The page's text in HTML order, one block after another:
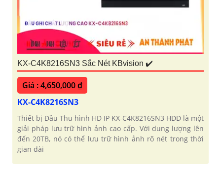
KX-C4K8216SN3 Sắc Nét KBvision ✔️
Giá : 4,650,000 ₫
KX-C4K8216SN3
Thiết bị Đầu Thu hình HD IP KX-C4K8216SN3 HDD là một
giải pháp lưu trữ hình ảnh cao cấp. Với dung lượng lên
đến 20TB, nó có thể lưu trữ hình ảnh rõ nét trong thời
gian dài